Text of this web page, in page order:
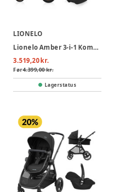
LIONELO
Lionelo Amber 3-i-1 Kombivognspakke - Black Onyx
3.519,20 kr.
Før4.399,00 kr.
Lagerstatus